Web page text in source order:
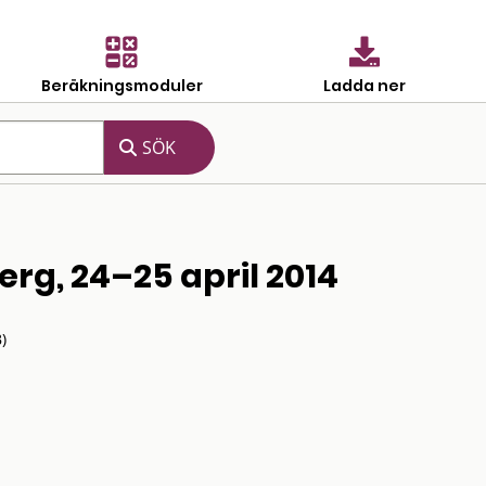
Beräkningsmoduler Ladda ner
24–25 april 2014